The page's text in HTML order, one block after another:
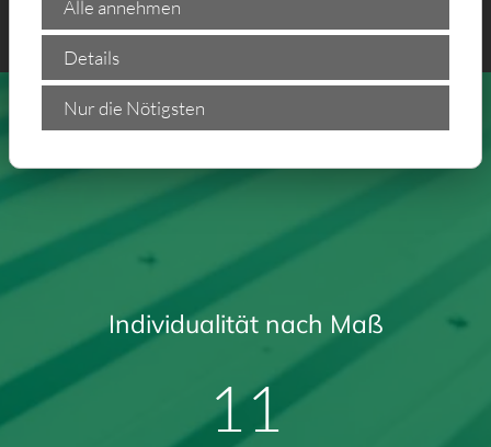
Individualität nach Maß
17
Alle annehmen
Details
Nur die Nötigsten